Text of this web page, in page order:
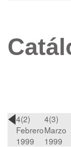
4(2)
Febrero
1999
4(3)
Marzo
1999